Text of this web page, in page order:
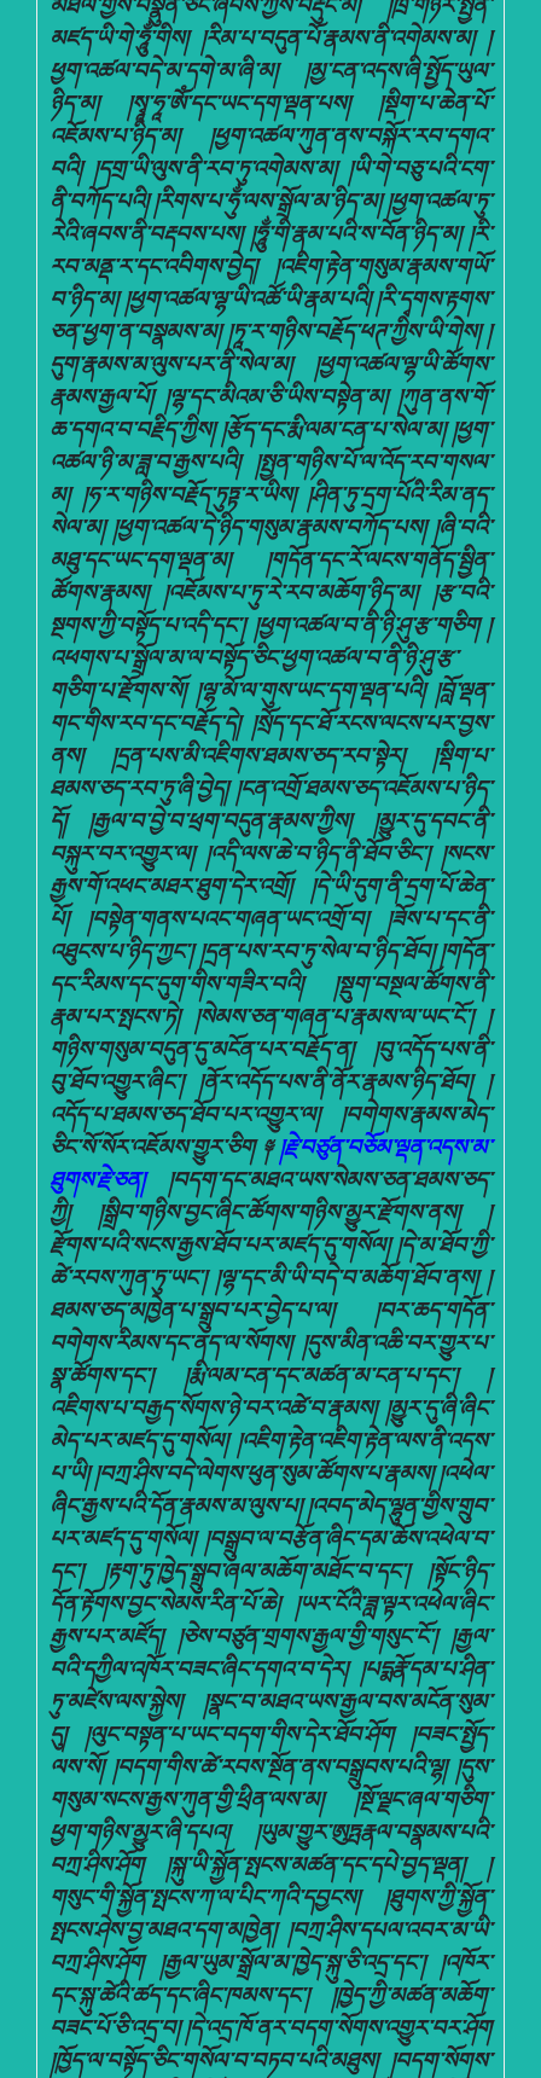
མཛད་ཡི་གེ་ཧཱུྂ་གིས། །རིམ་པ་བདུན་པོ་རྣམས་ནི་འགེམས་མ། །
ཕྱག་འཚལ་བདེ་མ་དགེ་མ་ཞི་མ། །མྱ་ངན་འདས་ཞི་སྤྱོད་ཡུལ་
ཉིད་མ། །སྭཱ་ཧཱ་ཨོཾ་དང་ཡང་དག་ལྡན་པས། །སྡིག་པ་ཆེན་པོ་
འཇོམས་པ་ཉིད་མ། །ཕྱག་འཚལ་ཀུན་ནས་བསྐོར་རབ་དགའ་
བའི། །དགྲ་ཡི་ལུས་ནི་རབ་ཏུ་འགེམས་མ། །ཡི་གེ་བཅུ་པའི་ངག་
ནི་བཀོད་པའི། །རིགས་པ་ཧུྂ་ལས་སྒྲོལ་མ་ཉིད་མ། །ཕྱག་འཚལ་ཏུ་
རེའི་ཞབས་ནི་བརྡབས་པས། །ཧཱུྂ་གི་རྣམ་པའི་ས་བོན་ཉིད་མ། །རི་
རབ་མནྡ་ར་དང་འབིགས་བྱེད། །འཇིག་རྟེན་གསུམ་རྣམས་གཡོ་
བ་ཉིད་མ། །ཕྱག་འཚལ་ལྷ་ཡི་འཚོ་ཡི་རྣམ་པའི། །རི་དྭགས་རྟགས་
ཅན་ཕྱག་ན་བསྣམས་མ། །ཏཱ་ར་གཉིས་བརྗོད་ཕཊ་ཀྱིས་ཡི་གེས། །
དུག་རྣམས་མ་ལུས་པར་ནི་སེལ་མ། །ཕྱག་འཚལ་ལྷ་ཡི་ཚོགས་
རྣམས་རྒྱལ་པོ། །ལྷ་དང་མིའམ་ཅི་ཡིས་བསྟེན་མ། །ཀུན་ནས་གོ་
ཆ་དགའ་བ་བརྗིད་ཀྱིས། །རྩོད་དང་རྨི་ལམ་ངན་པ་སེལ་མ། །ཕྱག་
འཚལ་ཉི་མ་ཟླ་བ་རྒྱས་པའི། །སྤྱན་གཉིས་པོ་ལ་འོད་རབ་གསལ་
མ། །ཧ་ར་གཉིས་བརྗོད་ཏུཏྟ་ར་ཡིས། །ཤིན་ཏུ་དྲག་པོའི་རིམ་ནད་
སེལ་མ། །ཕྱག་འཚལ་དེ་ཉིད་གསུམ་རྣམས་བཀོད་པས། །ཞི་བའི་
མཐུ་དང་ཡང་དག་ལྡན་མ། །གདོན་དང་རོ་ལངས་གནོད་སྦྱིན་
ཚོགས་རྣམས། །འཇོམས་པ་ཏུ་རེ་རབ་མཆོག་ཉིད་མ། །རྩ་བའི་
སྔགས་ཀྱི་བསྟོད་པ་འདི་དང་། །ཕྱག་འཚལ་བ་ནི་ཉི་ཤུ་རྩ་གཅིག །
འཕགས་པ་སྒྲོལ་མ་ལ་བསྟོད་ཅིང་ཕྱག་འཚལ་བ་ནི་ཉི་ཤུ་རྩ་
གཅིག་པ་རྫོགས་སོ། །ལྷ་མོ་ལ་གུས་ཡང་དག་ལྡན་པའི། །བློ་ལྡན་
གང་གིས་རབ་དང་བརྗོད་དེ། །སྲོད་དང་ཐོ་རངས་ལངས་པར་བྱས་
ནས། །དྲན་པས་མི་འཇིགས་ཐམས་ཅད་རབ་སྟེར། །སྡིག་པ་
ཐམས་ཅད་རབ་ཏུ་ཞི་བྱེད། །ངན་འགྲོ་ཐམས་ཅད་འཇོམས་པ་ཉིད་
དོ། །རྒྱལ་བ་བྱེ་བ་ཕྲག་བདུན་རྣམས་ཀྱིས། །མྱུར་དུ་དབང་ནི་
བསྐུར་བར་འགྱུར་ལ། །འདི་ལས་ཆེ་བ་ཉིད་ནི་ཐོབ་ཅིང་། །སངས་
རྒྱས་གོ་འཕང་མཐར་ཐུག་དེར་འགྲོ། །དེ་ཡི་དུག་ནི་དྲག་པོ་ཆེན་
པོ། །བསྟེན་གནས་པའང་གཞན་ཡང་འགྲོ་བ། །ཟོས་པ་དང་ནི་
འཐུངས་པ་ཉིད་ཀྱང་། །དྲན་པས་རབ་ཏུ་སེལ་བ་ཉིད་ཐོབ། །གདོན་
དང་རིམས་དང་དུག་གིས་གཟིར་བའི། །སྡུག་བསྔལ་ཚོགས་ནི་
རྣམ་པར་སྤངས་ཏེ། །སེམས་ཅན་གཞན་པ་རྣམས་ལ་ཡང་ངོ་། །
གཉིས་གསུམ་བདུན་དུ་མངོན་པར་བརྗོད་ན། །བུ་འདོད་པས་ནི་
བུ་ཐོབ་འགྱུར་ཞིང་། །ནོར་འདོད་པས་ནི་ནོར་རྣམས་ཉིད་ཐོབ། །
འདོད་པ་ཐམས་ཅད་ཐོབ་པར་འགྱུར་ལ། །བགེགས་རྣམས་མེད་
ཅིང་སོ་སོར་འཇོམས་གྱུར་ཅིག ༈།རྗེ་བཙུན་བཅོམ་ལྡན་འདས་མ་
ཐུགས་རྗེ་ཅན། །བདག་དང་མཐའ་ཡས་སེམས་ཅན་ཐམས་ཅད་
ཀྱི། །སྒྲིབ་གཉིས་བྱང་ཞིང་ཚོགས་གཉིས་མྱུར་རྫོགས་ནས། །
རྫོགས་པའི་སངས་རྒྱས་ཐོབ་པར་མཛད་དུ་གསོལ། །དེ་མ་ཐོབ་ཀྱི་
ཚེ་རབས་ཀུན་ཏུ་ཡང་། །ལྷ་དང་མི་ཡི་བདེ་བ་མཆོག་ཐོབ་ནས། །
ཐམས་ཅད་མཁྱེན་པ་སྒྲུབ་པར་བྱེད་པ་ལ། །བར་ཆད་གདོན་
བགེགས་རིམས་དང་ནད་ལ་སོགས། །དུས་མིན་འཆི་བར་གྱུར་པ་
སྣ་ཚོགས་དང་། །རྨི་ལམ་ངན་དང་མཚན་མ་ངན་པ་དང་། །
འཇིགས་པ་བརྒྱད་སོགས་ཉེ་བར་འཚེ་བ་རྣམས། །མྱུར་དུ་ཞི་ཞིང་
མེད་པར་མཛད་དུ་གསོལ། །འཇིག་རྟེན་འཇིག་རྟེན་ལས་ནི་འདས་
པ་ཡི། །བཀྲ་ཤིས་བདེ་ལེགས་ཕུན་སུམ་ཚོགས་པ་རྣམས། །འཕེལ་
ཞིང་རྒྱས་པའི་དོན་རྣམས་མ་ལུས་པ། །འབད་མེད་ལྷུན་གྱིས་གྲུབ་
པར་མཛད་དུ་གསོལ། །བསྒྲུབ་ལ་བརྩོན་ཞིང་དམ་ཆོས་འཕེལ་བ་
དང་། །རྟག་ཏུ་ཁྱེད་སྒྲུབ་ཞལ་མཆོག་མཐོང་བ་དང་། །སྟོང་ཉིད་
དོན་རྟོགས་བྱང་སེམས་རིན་པོ་ཆེ། །ཡར་ངོའི་ཟླ་ལྟར་འཕེལ་ཞིང་
རྒྱས་པར་མཛོད། །ཅེས་བཙུན་གྲགས་རྒྱལ་གྱི་གསུང་ངོ་། །རྒྱལ་
བའི་དཀྱིལ་འཁོར་བཟང་ཞིང་དགའ་བ་དེར། །པདྨརྣོ་དམ་པ་ཤིན་
ཏུ་མཛེས་ལས་སྐྱེས། །སྣང་བ་མཐའ་ཡས་རྒྱལ་བས་མངོན་སུམ་
དུ། །ལུང་བསྟན་པ་ཡང་བདག་གིས་དེར་ཐོབ་ཤོག །བཟང་སྤྱོད་
ལས་སོ། །བདག་གིས་ཚེ་རབས་སྔོན་ནས་བསྒྲུབས་པའི་ལྷ། །དུས་
གསུམ་སངས་རྒྱས་ཀུན་གྱི་ཕྲིན་ལས་མ། །སྔོ་ལྗང་ཞལ་གཅིག་
ཕྱག་གཉིས་མྱུར་ཞི་དཔའ། །ཡུམ་གྱུར་ཨུཏྤརྣལ་བསྣམས་པའི་
བཀྲ་ཤིས་ཤོག །སྐུ་ཡི་སྐྱོན་སྤངས་མཚན་དང་དཔེ་བྱད་ལྡན། །
གསུང་གི་སྐྱོན་སྤངས་ཀ་ལ་པིང་ཀའི་དབྱངས། །ཐུགས་ཀྱི་སྐྱོན་
སྤངས་ཤེས་བྱ་མཐའ་དག་མཁྱེན། །བཀྲ་ཤིས་དཔལ་འབར་མ་ཡི་
བཀྲ་ཤིས་ཤོག །རྒྱལ་ཡུམ་སྒྲོལ་མ་ཁྱེད་སྐུ་ཅི་འདྲ་དང་། །འཁོར་
དང་སྐུ་ཚེའི་ཚད་དང་ཞིང་ཁམས་དང་། །ཁྱེད་ཀྱི་མཚན་མཆོག་
བཟང་པོ་ཅི་འདྲ་བ། །དེ་འདྲ་ཁོ་ནར་བདག་སོགས་འགྱུར་བར་ཤོག
།ཁྱོད་ལ་བསྟོད་ཅིང་གསོལ་བ་བཏབ་པའི་མཐུས། །བདག་སོགས་